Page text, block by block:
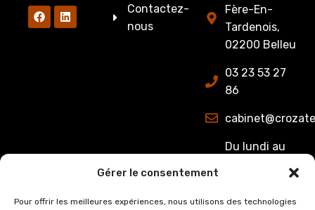
Gérer le consentement
Pour offrir les meilleures expériences, nous utilisons des technologies
Contactez-
nous
Fère-En-
Tardenois,
02200 Belleu
03 23 53 27
86
Du lundi au
8h00 à 12h15
et de 13h15 à